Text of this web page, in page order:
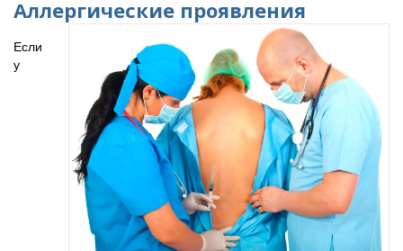
Аллергические проявления
Если
у